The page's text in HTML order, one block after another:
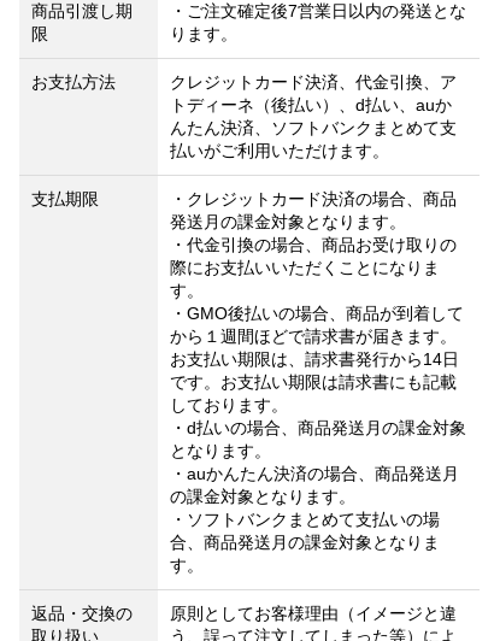
商品引渡し期
限
・ご注文確定後7営業日以内の発送とな
ります。
お支払方法
クレジットカード決済、代金引換、ア
トディーネ（後払い）、d払い、auか
んたん決済、ソフトバンクまとめて支
払いがご利用いただけます。
支払期限
・クレジットカード決済の場合、商品
発送月の課金対象となります。
・代金引換の場合、商品お受け取りの
際にお支払いいただくことになりま
す。
・GMO後払いの場合、商品が到着して
から１週間ほどで請求書が届きます。
お支払い期限は、請求書発行から14日
です。お支払い期限は請求書にも記載
しております。
・d払いの場合、商品発送月の課金対象
となります。
・auかんたん決済の場合、商品発送月
の課金対象となります。
・ソフトバンクまとめて支払いの場
合、商品発送月の課金対象となりま
す。
返品・交換の
取り扱い
原則としてお客様理由（イメージと違
う、誤って注文してしまった等）によ